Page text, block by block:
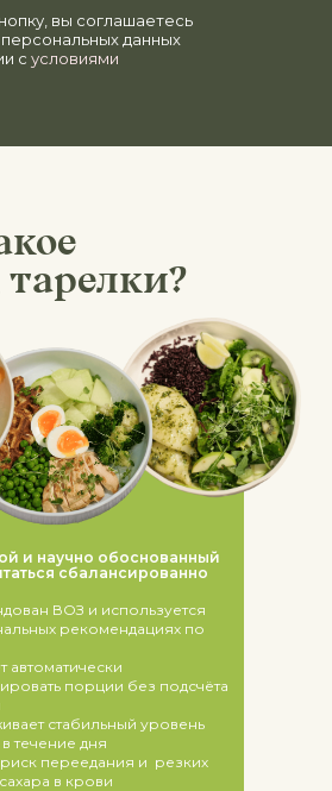
вы соглашаетесь
данных
с условиями
тарелки?
и научно обоснованный
сбалансированно
ВОЗ и используется
рекомендациях по
автоматически
порции без подсчёта
стабильный уровень
течение дня
переедания и резких
в крови